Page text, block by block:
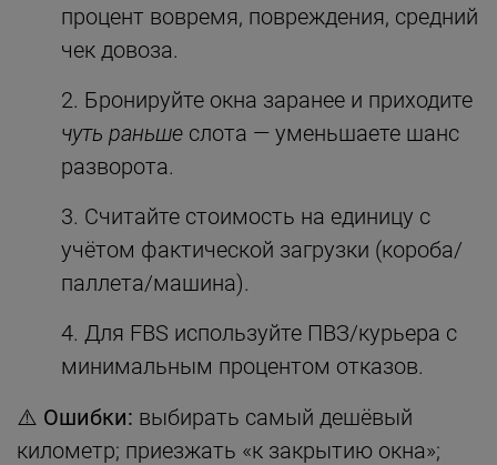
процент вовремя, повреждения, средний
чек довоза.
Бронируйте окна заранее и приходите
чуть раньше слота — уменьшаете шанс
разворота.
Считайте стоимость на единицу с
учётом фактической загрузки (короба/
паллета/машина).
Для FBS используйте ПВЗ/курьера с
минимальным процентом отказов.
⚠️ Ошибки: выбирать самый дешёвый
километр; приезжать «к закрытию окна»;